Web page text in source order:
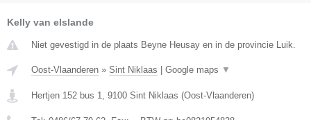
Kelly van elslande
Niet gevestigd in de plaats Beyne Heusay en in de provincie Luik.
Oost-Vlaanderen » Sint Niklaas Google maps ▼
Hertjen 152 bus 1 9100 Sint Niklaas (Oost-Vlaanderen)